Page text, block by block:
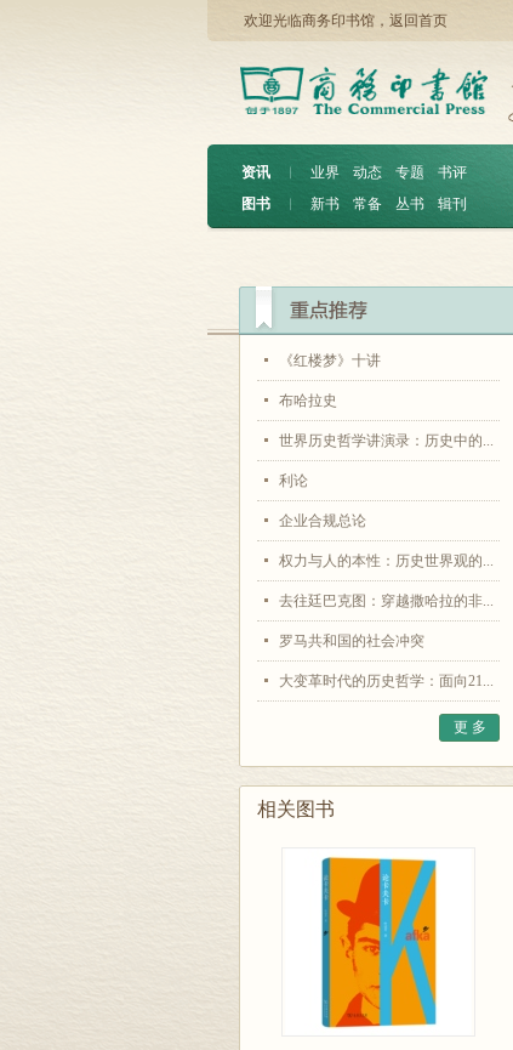
欢迎光临商务印书馆， 返回首页
资讯 ︱ 业界 动态 专题
书评
图书
︱ 新书 常备 丛书 辑刊
《红楼梦》十讲
布哈拉史
世界历史哲学讲演录：历史中的...
利论
企业合规总论
权力与人的本性：历史世界观的...
去往廷巴克图：穿越撒哈拉的非...
罗马共和国的社会冲突
大变革时代的历史哲学：面向21...
更 多
相关图书